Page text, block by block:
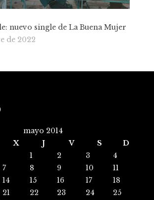
nuevo single de La Buena Mujer
de 2022
mayo 2014
X J V S
D
1
2 3
4
7 8 9 10
11
14 15 16 17
18
21 22 23 24
25